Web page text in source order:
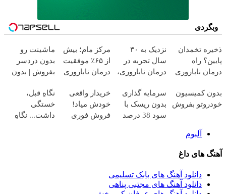
وبگردی
ذخیره تخمدان
پایین؟ راه
درمان ناباروری
است
نزدیک به ۳۰
سال تجربه در
درمان ناباروری،
فوق‌تخصصی
مام
مرکز مام؛ بیش
از ۶۵٪ موفقیت
درمان ناباروری
ماشینت رو
بدون دردسر
بفروش | بدون
بدون کمیسیون
خودروتو بفروش
سرمایه گذاری
بدون ریسک با
سود 38 درصد
خریدار واقعی
خودش میاد!
فروش فوری
نگاهِ قبل،
خستگی
داشت... نگاهِ
آلبوم
آهنگ های داغ
دانلود آهنگ های بابک تسلیمی
دانلود آهنگ های مجتبی پناهی